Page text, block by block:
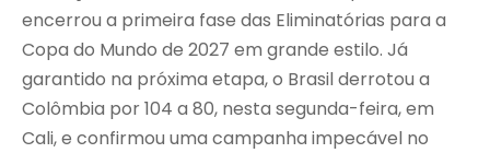
encerrou a primeira fase das Eliminatórias para a
Copa do Mundo de 2027 em grande estilo. Já
garantido na próxima etapa, o Brasil derrotou a
Colômbia por 104 a 80, nesta segunda-feira, em
Cali, e confirmou uma campanha impecável no